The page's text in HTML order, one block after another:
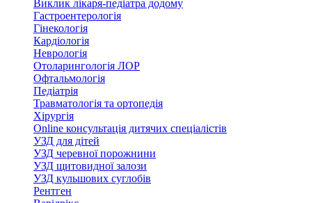
Виклик лікаря-педіатра додому
Гастроентерологія
Гінекологія
Кардіологія
Неврологія
Отоларингологія ЛОР
Офтальмологія
Педіатрія
Травматологія та ортопедія
Хірургія
Online консультація дитячих спеціалістів
УЗД для дітей
УЗД черевної порожнини
УЗД щитовидної залози
УЗД кульшових суглобів
Рентген